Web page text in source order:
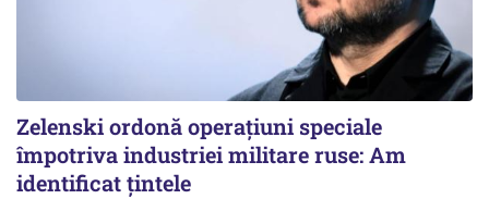
Zelenski ordonă operațiuni speciale
împotriva industriei militare ruse: Am
identificat țintele